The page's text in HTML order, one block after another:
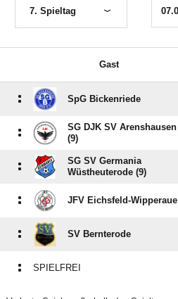
7. Spieltag
Gast
: SpG Bickenriede
:
SG DJK SV Arenshausen
(9)
:
SG SV Germania
Wüstheuterode (9)
: JFV Eichsfeld-Wipperaue
: SV Bernterode
: SPIELFREI